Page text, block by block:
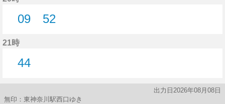
09
52
21時
44
出力日2026年08月08日
無印：東神奈川駅西口ゆき